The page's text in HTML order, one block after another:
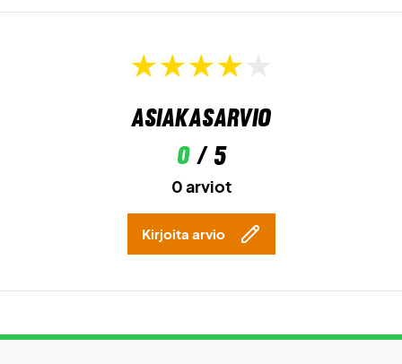
Asiakasarvio
0/ 5
0 arviot
Kirjoita arvio